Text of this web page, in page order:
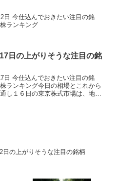
日 今仕込んでおきたい注目の銘
ランキング
日の上がりそうな注目の銘
日 今仕込んでおきたい注目の銘
ランキング今日の相場とこれから
し１６日の東京株式市場は、地政
日の上がりそうな注目の銘柄